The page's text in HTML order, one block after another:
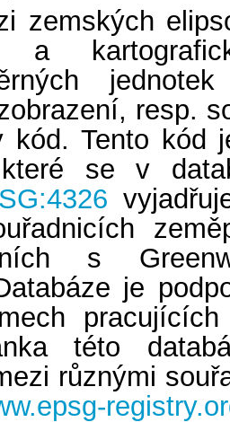
zemských
a
resp.
kód. Tento kód
se v
s
je
této
různými